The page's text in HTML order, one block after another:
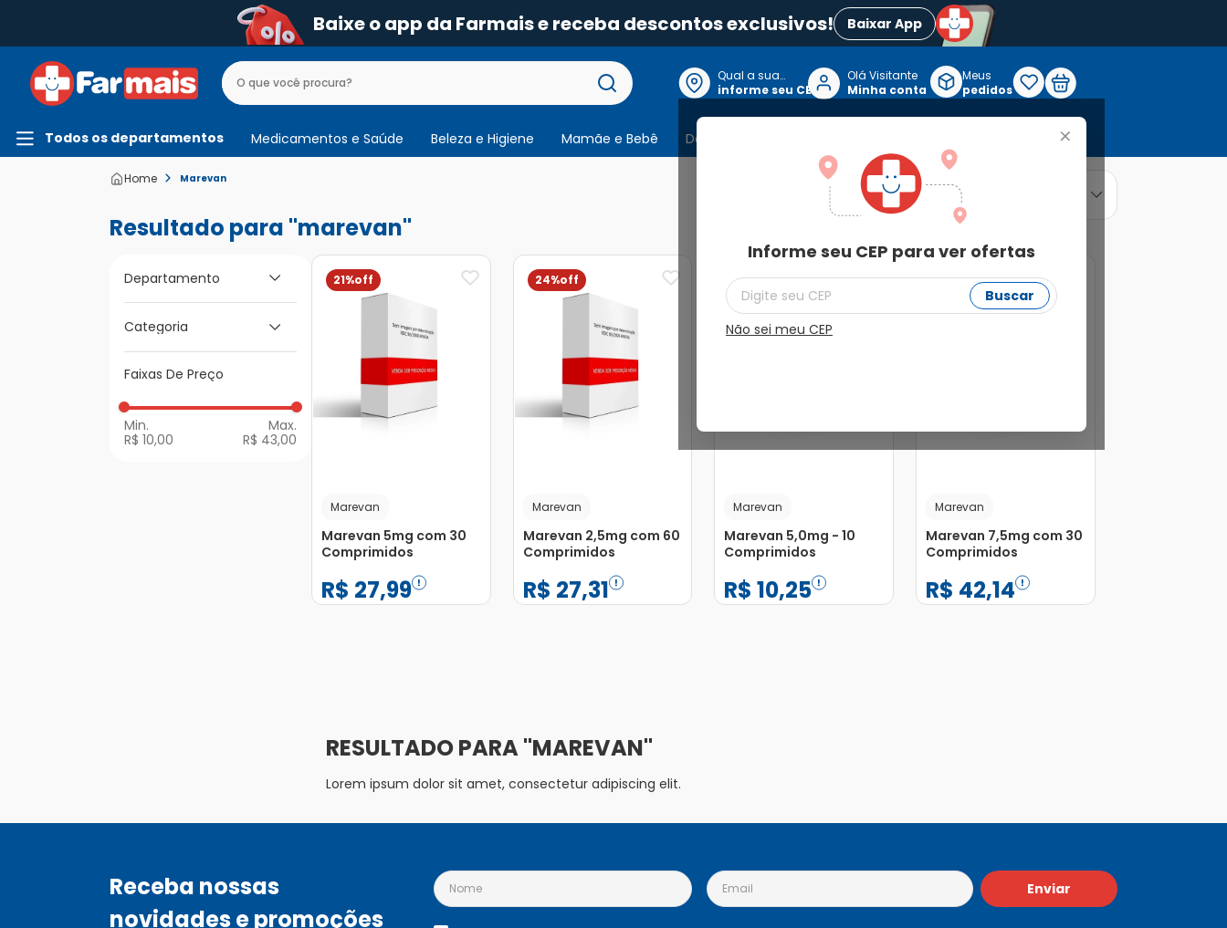
Baixe o app da Farmais e receba descontos exclusivos! Baixar App
Qual a sua
localização?
informe seu CEP
+
Informe seu CEP para ver ofertas
Buscar
Não sei meu CEP
Olá Visitante
Minha conta
Meus
pedidos
Todos os departamentos Medicamentos e Saúde Beleza e Higiene Mamãe e Bebê Dermocosmeticos
Marevan
marevan
Departamento
Medicamentos e
Saúde
Categoria
Medicamentos de A
Faixas De Preço
R$ 10,00 R$ 43,00
ordenar por
21%
Marevan
Marevan 5mg com 30
Comprimidos
R$ 27,99
24%
Marevan
Marevan 2,5mg com 60
Comprimidos
R$ 27,31
14%
Marevan
Marevan 5,0mg - 10
Comprimidos
R$ 10,25
Marevan
Marevan 7,5mg com 30
Comprimidos
R$ 42,14
MAREVAN
Lorem ipsum dolor sit amet, consectetur adipiscing elit.
Receba nossas
novidades e promoções
Enviar